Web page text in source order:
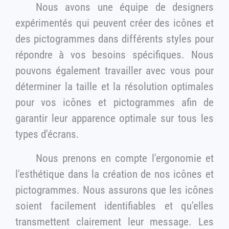
Nous avons une équipe de designers
expérimentés qui peuvent créer des icônes et
des pictogrammes dans différents styles pour
répondre à vos besoins spécifiques. Nous
pouvons également travailler avec vous pour
déterminer la taille et la résolution optimales
pour vos icônes et pictogrammes afin de
garantir leur apparence optimale sur tous les
types d'écrans.
Nous prenons en compte l'ergonomie et
l'esthétique dans la création de nos icônes et
pictogrammes. Nous assurons que les icônes
soient facilement identifiables et qu'elles
transmettent clairement leur message. Les